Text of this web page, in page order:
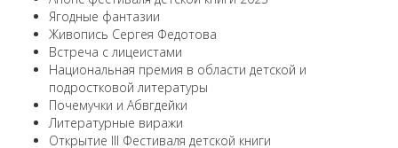
Ягодные фантазии
Живопись Сергея Федотова
Встреча с лицеистами
Национальная премия в области детской и
подростковой литературы
Почемучки и Абвгдейки
Литературные виражи
Открытие III Фестиваля детской книги